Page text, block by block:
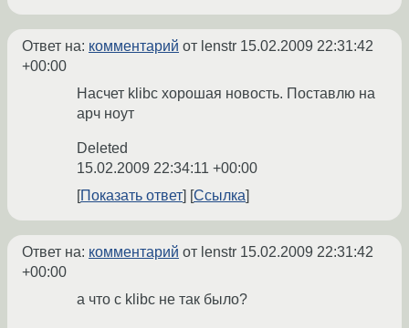
Ответ на: комментарий от lenstr 15.02.2009 22:31:42
+00:00
Насчет klibc хорошая новость. Поставлю на
арч ноут
Deleted
15.02.2009 22:34:11 +00:00
Показать ответ
Ссылка
Ответ на: комментарий от lenstr 15.02.2009 22:31:42
+00:00
а что с klibc не так было?